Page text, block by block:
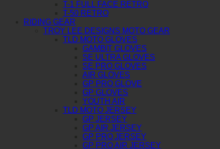
T-1 FULL FACE RETRO
T-50 RETRO
RIDING GEAR
TROY LEE DESIGNS MOTO GEAR
TLD MOTO GLOVES
GAMBIT GLOVES
SE ULTRA GLOVES
SE PRO GLOVES
AIR GLOVES
GP PRO GLOVE
GP GLOVES
YOUTH AIR
TLD MOTO JERSEY
GP JERSEY
GP AIR JERSEY
GP PRO JERSEY
GP PRO AIR JERSEY